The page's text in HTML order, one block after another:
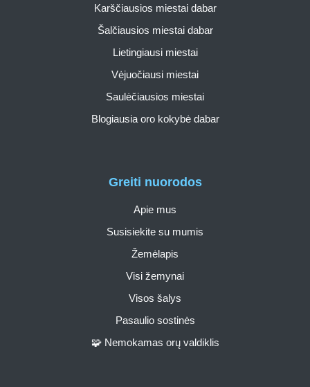
Greiti nuorodos
Apie mus
Susisiekite su mumis
Žemėlapis
Visi žemynai
Visos šalys
Pasaulio sostinės
🧩 Nemokamas orų valdiklis
Karščiausios miestai dabar
Šalčiausios miestai dabar
Lietingiausi miestai
Vėjuočiausi miestai
Saulėčiausios miestai
Blogiausia oro kokybė dabar